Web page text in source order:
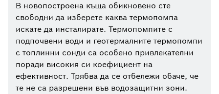
В новопостроена къща обикновено сте
свободни да изберете каква термопомпа
искате да инсталирате. Термопомпите с
подпочвени води и геотермалните термопомпи
с топлинни сонди са особено привлекателни
поради високия си коефициент на
ефективност. Трябва да се отбележи обаче, че
те не са разрешени във водозащитни зони.